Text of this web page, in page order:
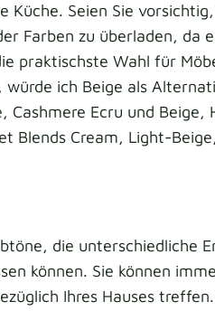
Küche. Seien Sie
Farben zu überladen, da
praktischste Wahl für
ich Beige als
Cashmere Ecru und Beige,
Blends Cream, Light-
die unterschiedliche
können. Sie können
Ihres Hauses